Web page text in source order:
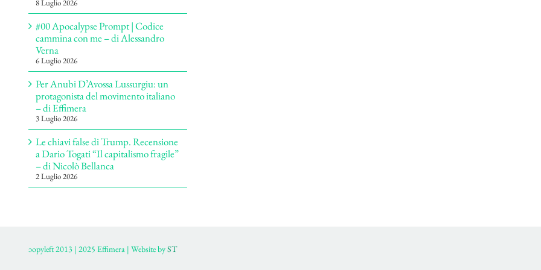
8 Luglio 2026
#00 Apocalypse Prompt | Codice
cammina con me – di Alessandro
Verna
6 Luglio 2026
Per Anubi D’Avossa Lussurgiu: un
protagonista del movimento italiano
– di Effimera
3 Luglio 2026
Le chiavi false di Trump. Recensione
a Dario Togati “Il capitalismo fragile”
– di Nicolò Bellanca
2 Luglio 2026
ɔopyleft 2013 | 2025 Effimera | Website byST